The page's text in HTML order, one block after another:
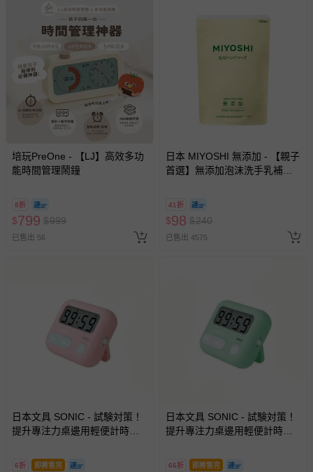
培玩PreOne - 【LJ】高效多功
能時間管理鬧鐘
8折
$799 $999
已售出 56
日本 MIYOSHI 無添加 - 【親子
首選】無添加泡沫洗手乳補充
41折
$98 $240
已售出 4575
日本文具 SONIC - 試験対策！
提升專注力桌邊用輕便計時器-
6折 即將售完
日本文具 SONIC - 試験対策！
提升專注力桌邊用輕便計時器-
66折 即將售完